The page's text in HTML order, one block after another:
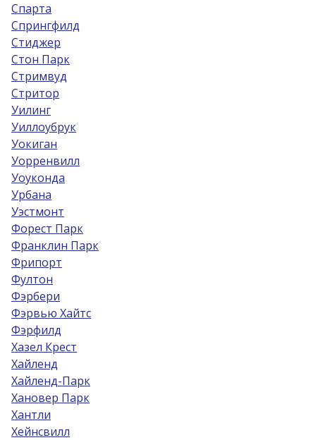
Спарта
Спрингфилд
Стиджер
Стон Парк
Стримвуд
Стритор
Уилинг
Уиллоубрук
Уокиган
Уорренвилл
Уоуконда
Урбана
Уэстмонт
Форест Парк
Франклин Парк
Фрипорт
Фултон
Фэрбери
Фэрвью Хайтс
Фэрфилд
Хазел Крест
Хайленд
Хайленд-Парк
Хановер Парк
Хантли
Хейнсвилл